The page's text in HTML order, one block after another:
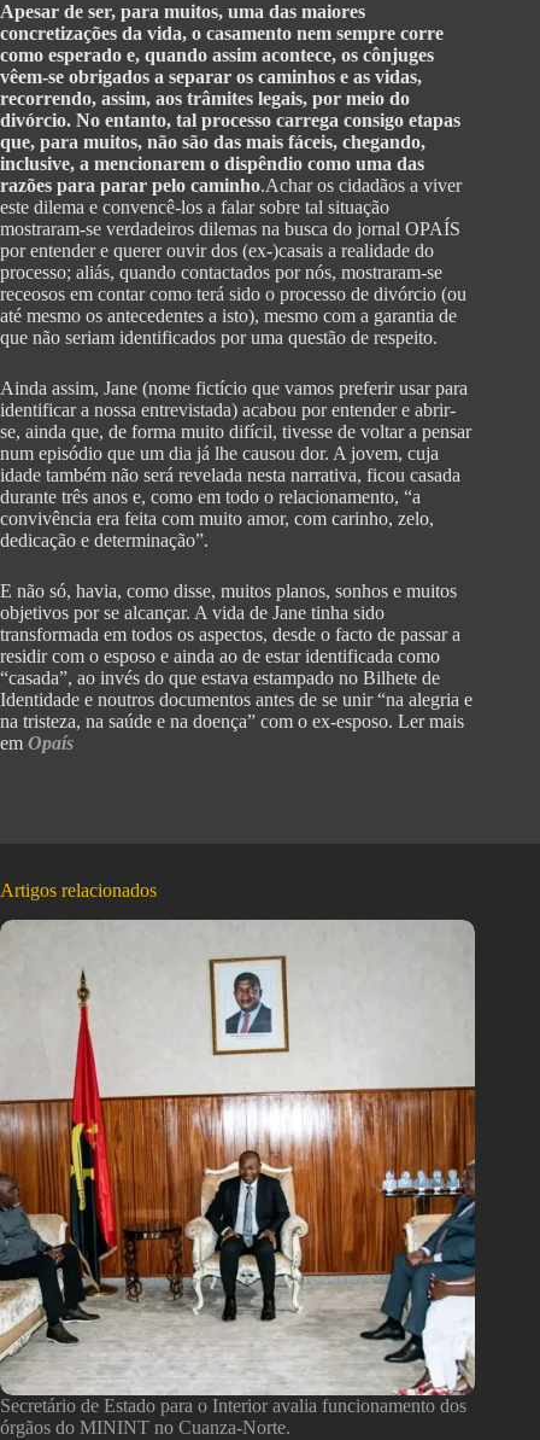
Apesar de ser, para muitos, uma das maiores
concretizações da vida, o casamento nem sempre corre
como esperado e, quando assim acontece, os cônjuges
vêem-se obrigados a separar os caminhos e as vidas,
recorrendo, assim, aos trâmites legais, por meio do
divórcio. No entanto, tal processo carrega consigo etapas
que, para muitos, não são das mais fáceis, chegando,
inclusive, a mencionarem o dispêndio como uma das
razões para parar pelo caminho.Achar os cidadãos a viver
este dilema e convencê-los a falar sobre tal situação
mostraram-se verdadeiros dilemas na busca do jornal OPAÍS
por entender e querer ouvir dos (ex-)casais a realidade do
processo; aliás, quando contactados por nós, mostraram-se
receosos em contar como terá sido o processo de divórcio (ou
até mesmo os antecedentes a isto), mesmo com a garantia de
que não seriam identificados por uma questão de respeito.
Ainda assim, Jane (nome fictício que vamos preferir usar para
identificar a nossa entrevistada) acabou por entender e abrir-
se, ainda que, de forma muito difícil, tivesse de voltar a pensar
num episódio que um dia já lhe causou dor. A jovem, cuja
idade também não será revelada nesta narrativa, ficou casada
durante três anos e, como em todo o relacionamento, “a
convivência era feita com muito amor, com carinho, zelo,
dedicação e determinação”.
E não só, havia, como disse, muitos planos, sonhos e muitos
objetivos por se alcançar. A vida de Jane tinha sido
transformada em todos os aspectos, desde o facto de passar a
residir com o esposo e ainda ao de estar identificada como
“casada”, ao invés do que estava estampado no Bilhete de
Identidade e noutros documentos antes de se unir “na alegria e
na tristeza, na saúde e na doença” com o ex-esposo. Ler mais
em Opaís
Artigos relacionados
Secretário de Estado para o Interior avalia funcionamento dos
órgãos do MININT no Cuanza-Norte.